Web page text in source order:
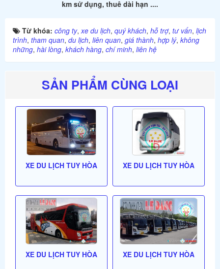
km sử dụng, thuê dài hạn ....
Từ khóa: công ty, xe du lịch, quý khách, hỗ trợ, tư vấn, lịch
trình, tham quan, du lịch, liên quan, giá thành, hợp lý, không
những, hài lòng, khách hàng, chí minh, liên hệ
SẢN PHẨM CÙNG LOẠI
XE DU LỊCH TUY HÒA XE DU LỊCH TUY HÒA
XE DU LỊCH TUY HÒA XE DU LỊCH TUY HÒA